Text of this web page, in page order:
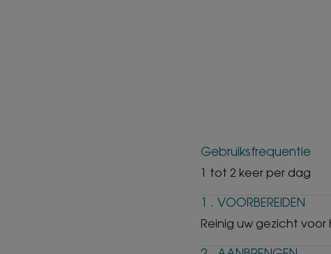
Gebruiksfrequentie
1 tot 2 keer per dag
1 . VOORBEREIDEN
Reinig uw gezicht